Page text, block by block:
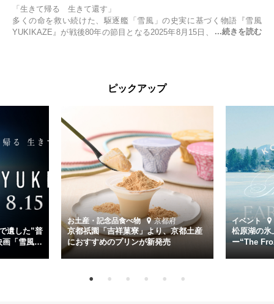
「生きて帰る 生きて還す」
多くの命を救い続けた、駆逐艦「雪風」の史実に基づく物語『雪風
YUKIKAZE』が戦後80年の節目となる2025年8月15日、全国公開され
くの仲間の命を救い帰還させ、戦後まで生き抜き「幸運艦」と呼ばれ
主演は「雪風」の艦長・寺澤一利を演じる竹野内豊。先任伍長・早瀬
幸平を玉木宏が演じるほか、奥平大兼、田中麗奈、石丸幹二、益岡徹
など実力派俳優が共演。そして戦艦大和と運命を共にした帝国海軍・
第二艦隊司令長官、伊藤整一を中井貴一が圧倒的な存在感で演じ切
る。
時代が再び、分断と暴力に揺れる現代。本作は「同じ過ちを繰り返す
道を歩んではいないか」と、彼らが命をかけて守りたいと願っ
た”今”を生きる私達に問いかける。戦後80年、戦争の記憶が薄れゆく
今だからこそ、尊い平和の価値を未来に繋ぐ作品『雪風 YUKIKAZE』
を多くの方にご覧いただきたい。
ピックアップ
遺した”普
画「雪風
お土産・記念品食べ物 京都府
京都祇園「吉祥菓寮」より、京都土産
におすすめのプリンが新発売
イベント
松原湖の氷
ー“The